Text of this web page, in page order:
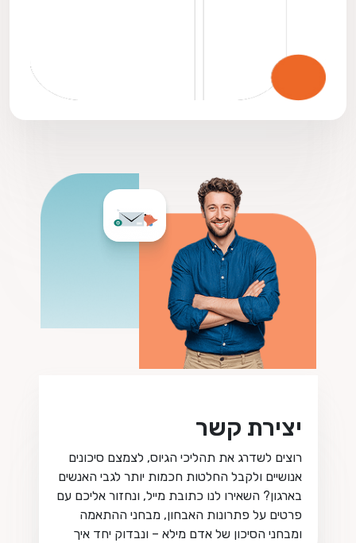
יצירת קשר
רוצים לשדרג את תהליכי הגיוס, לצמצם סיכונים
אנושיים ולקבל החלטות חכמות יותר לגבי האנשים
בארגון? השאירו לנו כתובת מייל, ונחזור אליכם עם
פרטים על פתרונות האבחון, מבחני ההתאמה
ומבחני הסיכון של אדם מילא – ונבדוק יחד איך